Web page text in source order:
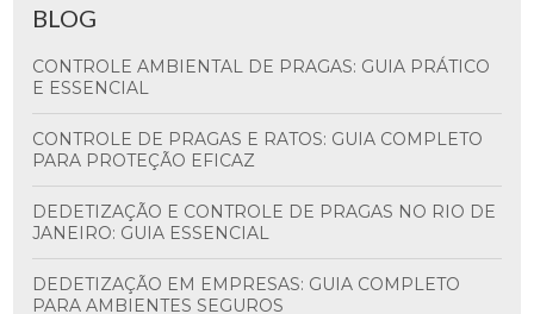
BLOG
CONTROLE AMBIENTAL DE PRAGAS: GUIA PRÁTICO
E ESSENCIAL
CONTROLE DE PRAGAS E RATOS: GUIA COMPLETO
PARA PROTEÇÃO EFICAZ
DEDETIZAÇÃO E CONTROLE DE PRAGAS NO RIO DE
JANEIRO: GUIA ESSENCIAL
DEDETIZAÇÃO EM EMPRESAS: GUIA COMPLETO
PARA AMBIENTES SEGUROS